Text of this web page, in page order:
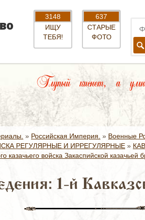
3148
ИЩУ
ТЕБЯ!
637
СТАРЫЕ
ФОТО
Глупый киснет, а
» Российская Империя. » Военные
РЕГУЛЯРНЫЕ И ИРРЕГУЛЯРНЫЕ »
казачьего войска Закаспийской казачьей
1-й